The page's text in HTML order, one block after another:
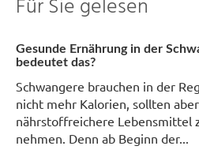
Für Sie gelesen
Gesunde Ernährung in der
bedeutet das?
Schwangere brauchen in der
nicht mehr Kalorien, sollten aber
nährstoffreichere Lebensmittel
nehmen. Denn ab Beginn der...